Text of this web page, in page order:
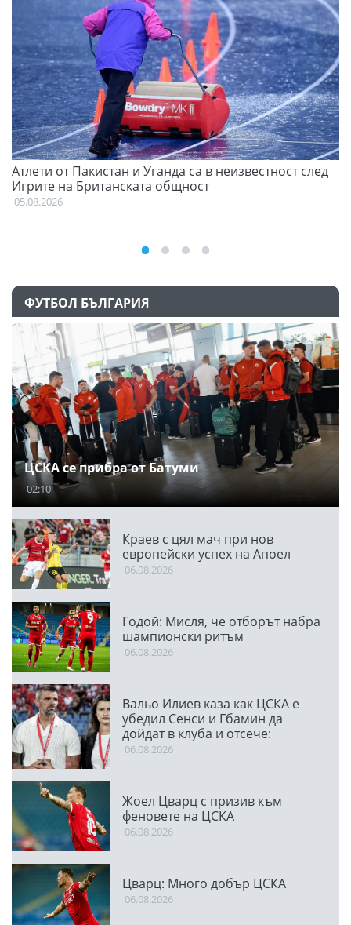
Атлети от Пакистан и Уганда са в неизвестност след
Игрите на Британската общност
05.08.2026
ФУТБОЛ БЪЛГАРИЯ
ЦСКА се прибра от Батуми
02:10
Краев с цял мач при нов
европейски успех на Апоел
06.08.2026
Годой: Мисля, че отборът набра
шампионски ритъм
06.08.2026
Вальо Илиев каза как ЦСКА е
убедил Сенси и Гбамин да
дойдат в клуба и отсече:
Направихме изключителен
06.08.2026
Жоел Цварц с призив към
феновете на ЦСКА
06.08.2026
Цварц: Много добър ЦСКА
06.08.2026